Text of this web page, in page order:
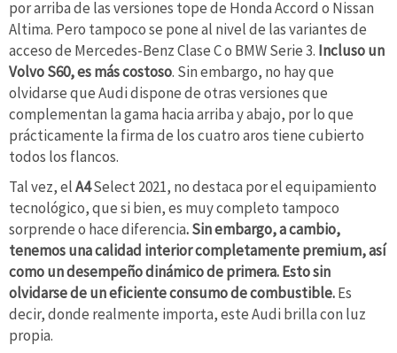
por arriba de las versiones tope de Honda Accord o Nissan
Altima. Pero tampoco se pone al nivel de las variantes de
acceso de Mercedes-Benz Clase C o BMW Serie 3. Incluso un
Volvo S60, es más costoso. Sin embargo, no hay que
olvidarse que Audi dispone de otras versiones que
complementan la gama hacia arriba y abajo, por lo que
prácticamente la firma de los cuatro aros tiene cubierto
todos los flancos.
Tal vez, elA4Select 2021, no destaca por el equipamiento
tecnológico, que si bien, es muy completo tampoco
sorprende o hace diferencia. Sin embargo, a cambio,
tenemos una calidad interior completamente premium, así
como un desempeño dinámico de primera. Esto sin
olvidarse de un eficiente consumo de combustible.Es
decir, donde realmente importa, este Audi brilla con luz
propia.